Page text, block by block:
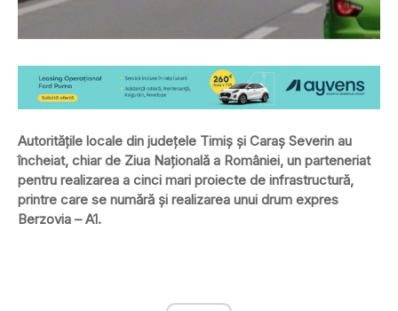
Autoritățile locale din județele Timiș și Caraș Severin au
încheiat, chiar de Ziua Națională a României, un parteneriat
pentru realizarea a cinci mari proiecte de infrastructură,
printre care se numără și realizarea unui drum expres
Berzovia – A1.